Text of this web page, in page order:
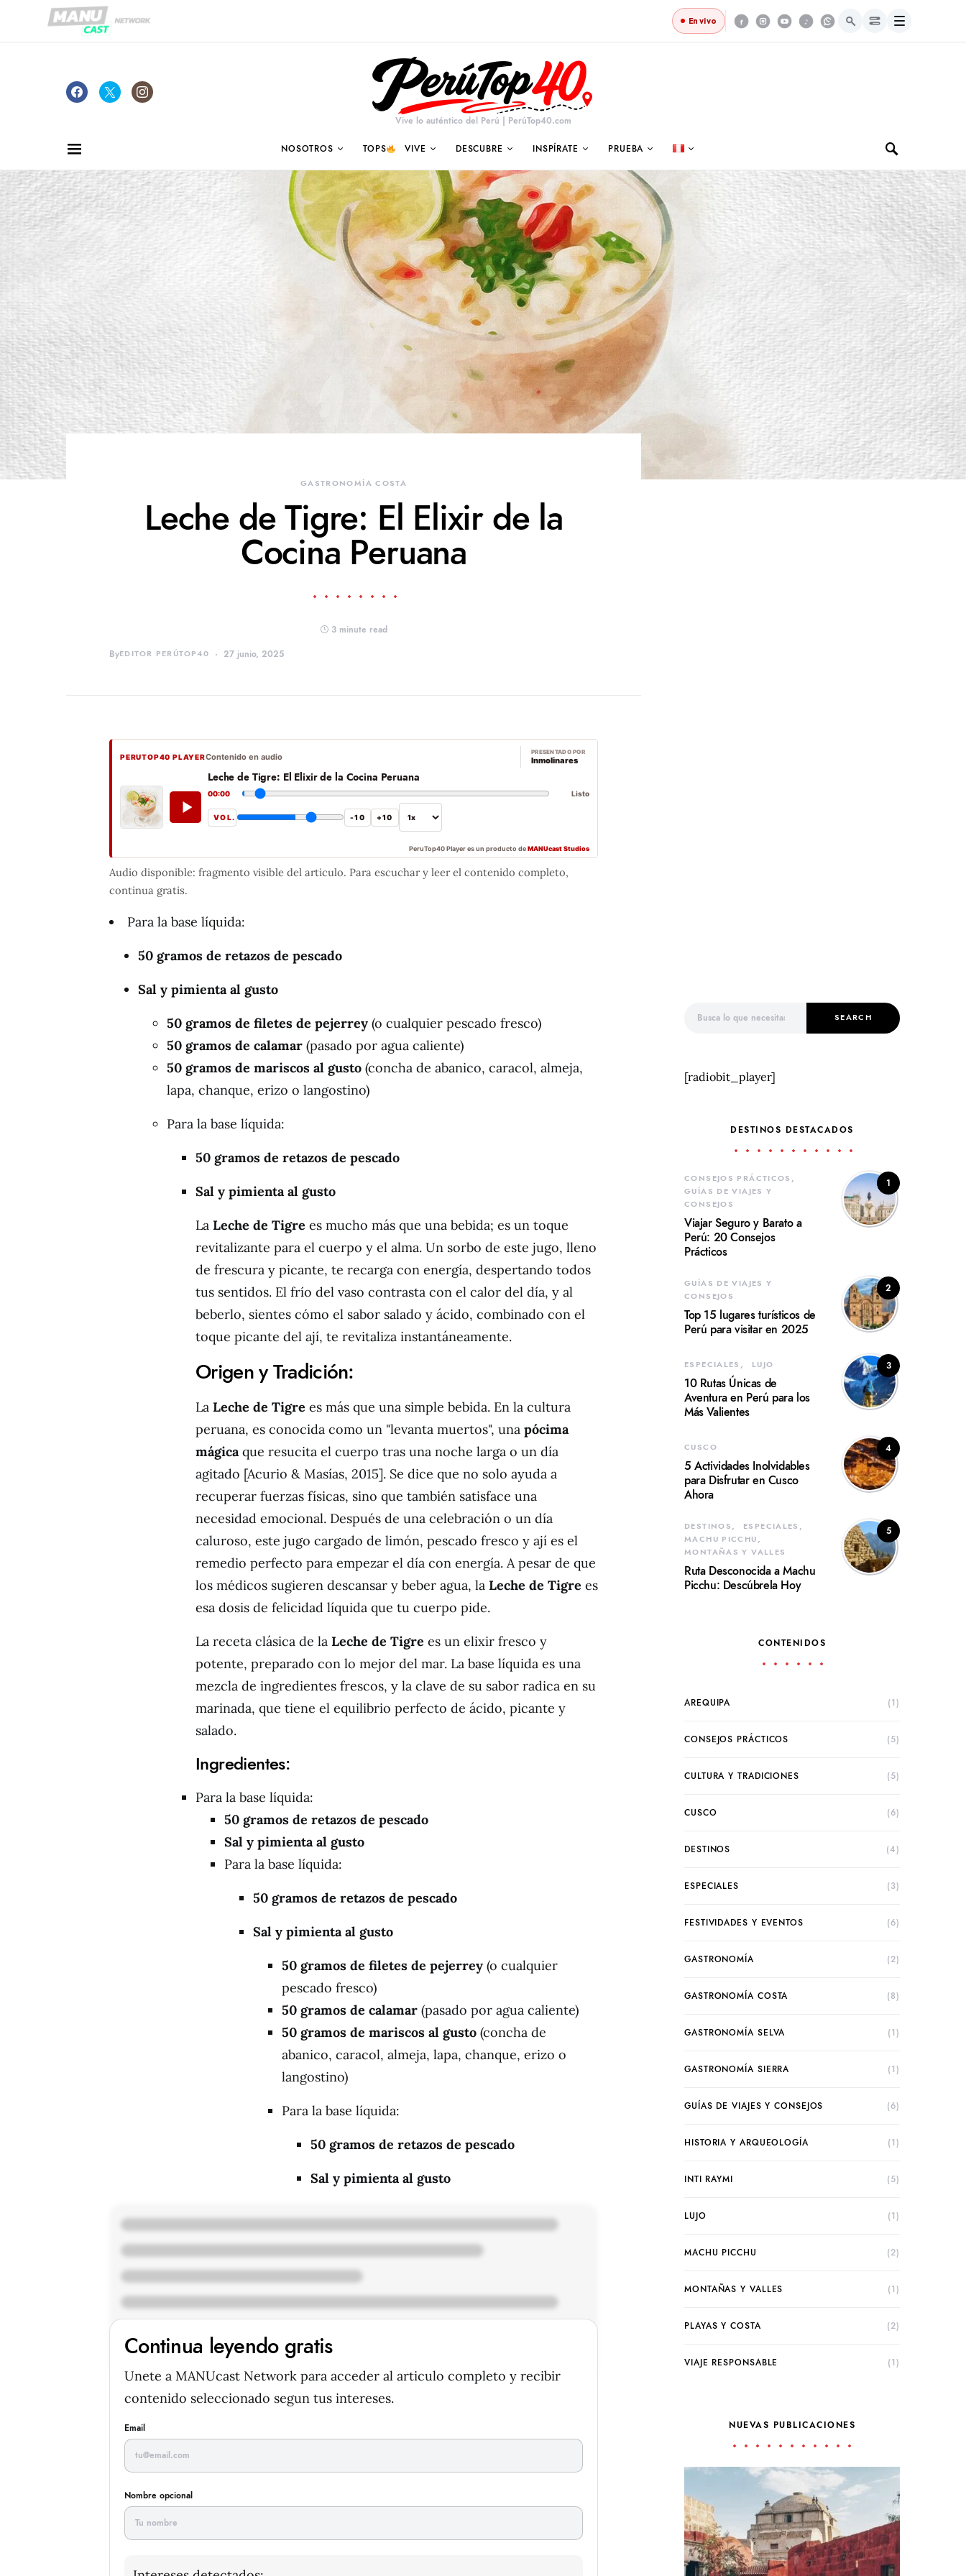
En vivo Menú
Vive lo auténtico del Perú | PerúTop40.com
NOSOTROS TOPS VIVE DESCUBRE INSPÍRATE PRUEBA
GASTRONOMÍA COSTA
Leche de Tigre: El Elixir de la
Cocina Peruana
3 minute read
ByEDITOR PERÚTOP40 27 junio, 2025
PERUTOP40 PLAYERContenido en audio PRESENTADO POR
Inmolinares
Leche de Tigre: El Elixir de la Cocina Peruana
00:00 Listo
VOL. -10 +10
PeruTop40 Player es un producto deMANUcast Studios
Audio disponible: fragmento visible del articulo. Para escuchar y leer el contenido completo,
continua gratis.
Para la base líquida:
50 gramos de retazos de pescado
Sal y pimienta al gusto
50 gramos de filetes de pejerrey (o cualquier pescado fresco)
50 gramos de calamar (pasado por agua caliente)
50 gramos de mariscos al gusto (concha de abanico, caracol, almeja,
lapa, chanque, erizo o langostino)
Para la base líquida:
50 gramos de retazos de pescado
Sal y pimienta al gusto
La Leche de Tigre es mucho más que una bebida; es un toque
revitalizante para el cuerpo y el alma. Un sorbo de este jugo, lleno
de frescura y picante, te recarga con energía, despertando todos
tus sentidos. El frío del vaso contrasta con el calor del día, y al
beberlo, sientes cómo el sabor salado y ácido, combinado con el
toque picante del ají, te revitaliza instantáneamente.
Origen y Tradición:
La Leche de Tigre es más que una simple bebida. En la cultura
peruana, es conocida como un "levanta muertos", una pócima
mágicaque resucita el cuerpo tras una noche larga o un día
agitado [Acurio & Masías, 2015]. Se dice que no solo ayuda a
recuperar fuerzas físicas, sino que también satisface una
necesidad emocional. Después de una celebración o un día
caluroso, este jugo cargado de limón, pescado fresco y ají es el
remedio perfecto para empezar el día con energía. A pesar de que
los médicos sugieren descansar y beber agua, la Leche de Tigre es
esa dosis de felicidad líquida que tu cuerpo pide.
La receta clásica de la Leche de Tigre es un elixir fresco y
potente, preparado con lo mejor del mar. La base líquida es una
mezcla de ingredientes frescos, y la clave de su sabor radica en su
marinada, que tiene el equilibrio perfecto de ácido, picante y
salado.
Ingredientes:
Para la base líquida:
50 gramos de retazos de pescado
Sal y pimienta al gusto
Para la base líquida:
50 gramos de retazos de pescado
Sal y pimienta al gusto
50 gramos de filetes de pejerrey (o cualquier
pescado fresco)
50 gramos de calamar (pasado por agua caliente)
50 gramos de mariscos al gusto (concha de
abanico, caracol, almeja, lapa, chanque, erizo o
langostino)
Para la base líquida:
50 gramos de retazos de pescado
Sal y pimienta al gusto
Continua leyendo gratis
Unete a MANUcast Network para acceder al articulo completo y recibir
contenido seleccionado segun tus intereses.
Email
Nombre opcional
SEARCH
[radiobit_player]
DESTINOS DESTACADOS
1
CONSEJOS PRÁCTICOS
GUÍAS DE VIAJES Y
CONSEJOS
Viajar Seguro y Barato a
Perú: 20 Consejos
Prácticos
2
GUÍAS DE VIAJES Y
CONSEJOS
Top 15 lugares turísticos de
Perú para visitar en 2025
3
ESPECIALES LUJO
10 Rutas Únicas de
Aventura en Perú para los
Más Valientes
4
CUSCO
5 Actividades Inolvidables
para Disfrutar en Cusco
Ahora
5
DESTINOS
ESPECIALES
MACHU PICCHU
MONTAÑAS Y VALLES
Ruta Desconocida a Machu
Picchu: Descúbrela Hoy
CONTENIDOS
AREQUIPA (1)
CONSEJOS PRÁCTICOS (5)
CULTURA Y TRADICIONES (5)
CUSCO (6)
DESTINOS (4)
ESPECIALES (3)
FESTIVIDADES Y EVENTOS (6)
GASTRONOMÍA (2)
GASTRONOMÍA COSTA (8)
GASTRONOMÍA SELVA (1)
GASTRONOMÍA SIERRA (1)
GUÍAS DE VIAJES Y CONSEJOS (6)
HISTORIA Y ARQUEOLOGÍA (1)
INTI RAYMI (5)
LUJO (1)
MACHU PICCHU (2)
MONTAÑAS Y VALLES (1)
PLAYAS Y COSTA (2)
VIAJE RESPONSABLE (1)
NUEVAS PUBLICACIONES